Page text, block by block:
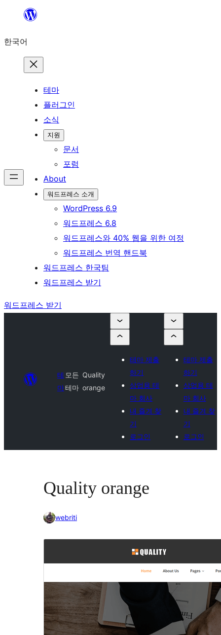
츠
한국어
테마
플러그인
소식
지원
문서
포럼
About
워드프레스 소개
WordPress 6.9
워드프레스 6.8
워드프레스와 40% 웹을 위한 여정
워드프레스 번역 핸드북
워드프레스 한국팀
워드프레스 받기
워드프레스 받기
테
마
모든
테마
Quality
orange
테마 제출
하기
상업용 테
마 회사
내 즐겨 찾
기
로그인
테마 제출
하기
상업용 테
마 회사
내 즐겨 찾
기
로그인
Quality orange
webriti